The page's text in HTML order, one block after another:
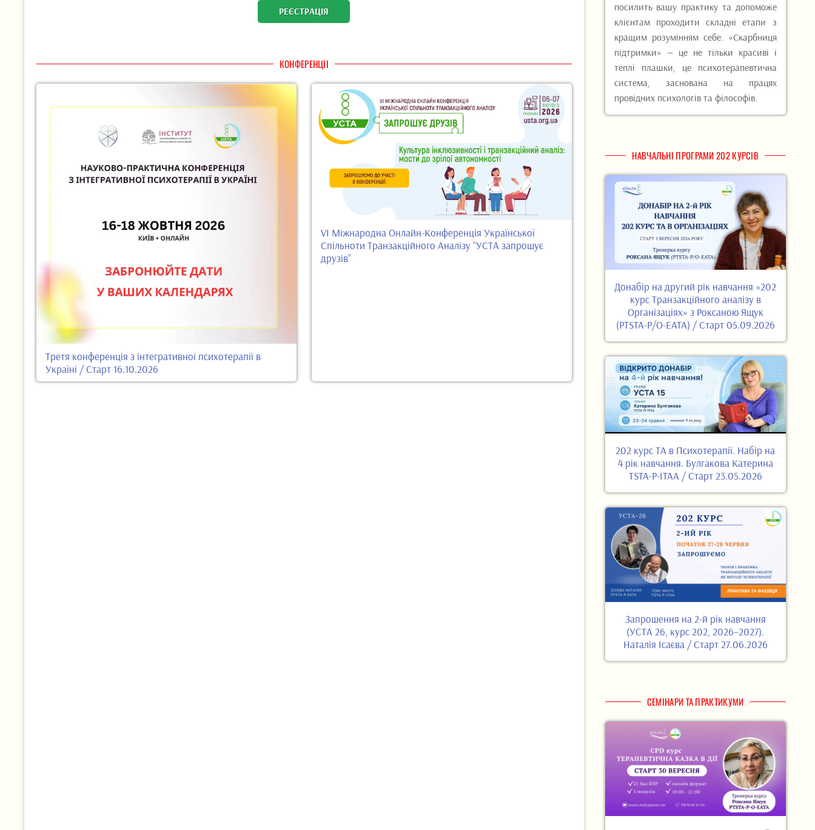
РЕЄСТРАЦІЯ
КОНФЕРЕНЦІІ
Третя конференція з інтегративної психотерапії в
Україні / Старт 16.10.2026
VI Міжнародна Онлайн-Конференція Української
Спільноти Транзакційного Аналізу “УСТА запрошує
друзів”
посилить вашу практику та допоможе
клієнтам проходити складні етапи з
кращим розумінням себе. «Скарбниця
підтримки» — це не тільки красиві і
теплі плашки, це психотерапевтична
система, заснована на працях
провідних психологів та філософів.
НАВЧАЛЬНІ ПРОГРАМИ 202 КУРСІВ
Донабір на другий рік навчання «202
курс Транзакційного аналізу в
Організаціях» з Роксаною Ящук
(PTSTA-P/O-EATA) / Старт 05.09.2026
202 курс ТА в Психотерапії. Набір на
4 рік навчання. Булгакова Катерина
TSTA-P-ITAA / Старт 23.05.2026
Запрошення на 2-й рік навчання
(УСТА 26, курс 202, 2026–2027).
Наталія Ісаєва / Старт 27.06.2026
СЕМІНАРИ ТА ПРАКТИКУМИ